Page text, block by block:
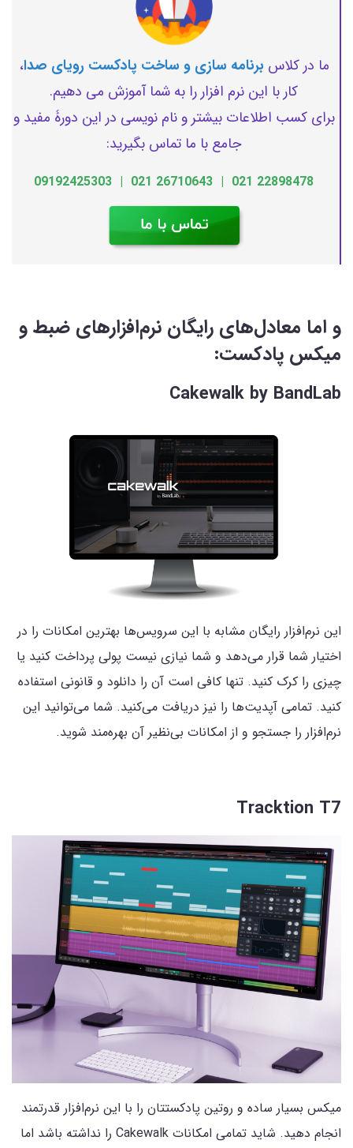
ما در کلاس برنامه سازی و ساخت پادکست رویای صدا،
کار با این نرم افزار را به شما آموزش می دهیم.
برای کسب اطلاعات بیشتر و نام نویسی در این دورۀ مفید و
جامع با ما تماس بگیرید:
22898478 021 | 26710643 021 | 09192425303
و اما معادل‌های رایگان نرم‌افزارهای ضبط و
میکس پادکست:
Cakewalk by BandLab
این نرم‌افزار رایگان مشابه با این سرویس‌ها بهترین امکانات را در
اختیار شما قرار می‌دهد و شما نیازی نیست پولی پرداخت کنید یا
چیزی را کرک کنید. تنها کافی است آن را دانلود و قانونی استفاده
کنید. تمامی آپدیت‌ها را نیز دریافت می‌کنید. شما می‌توانید این
نرم‌افزار را جستجو و از امکانات بی‌نظیر آن بهره‌مند شوید.
Tracktion T7
میکس بسیار ساده و روتین پادکستتان را با این نرم‌افزار قدرتمند
انجام دهید. شاید تمامی امکانات Cakewalk را نداشته باشد اما